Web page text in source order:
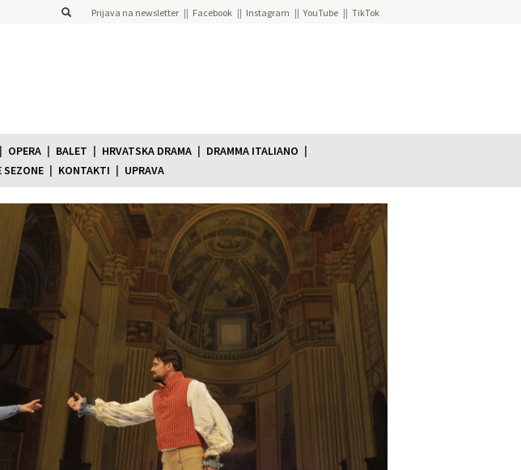
Prijava na newsletter Facebook Instagram YouTube TikTok
OPERA BALET HRVATSKA DRAMA
DRAMMA ITALIANO
SEZONE KONTAKTI UPRAVA